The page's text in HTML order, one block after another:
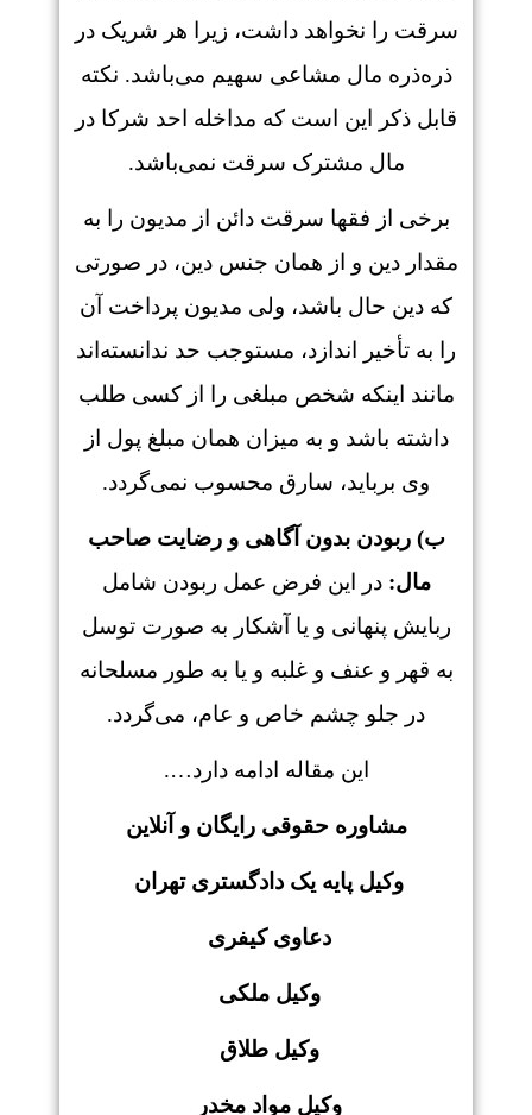
سرقت را نخواهد داشت، زیرا هر شریک در
ذره‌ذره مال مشاعی سهیم می‌باشد. نکته
قابل ذکر این است که مداخله احد شرکا در
مال مشترک سرقت نمی‌باشد.
برخی از فقها سرقت دائن از مدیون را به
مقدار دین و از همان جنس دین، در صورتی
که دین حال باشد، ولی مدیون پرداخت آن
را به تأخیر اندازد، مستوجب حد ندانسته‌اند
مانند اینکه شخص مبلغی را از کسی طلب
داشته باشد و به میزان همان مبلغ پول از
وی برباید، سارق محسوب نمی‌گردد.
ب) ربودن بدون آگاهی و رضایت صاحب
مال: در این فرض عمل ربودن شامل
ربایش پنهانی و یا آشکار به صورت توسل
به قهر و عنف و غلبه و یا به طور مسلحانه
در جلو چشم خاص و عام، می‌گردد.
این مقاله ادامه دارد….
مشاوره حقوقی رایگان و آنلاین
وکیل پایه یک دادگستری تهران
دعاوی کیفری
وکیل ملکی
وکیل طلاق
وکیل مواد مخدر